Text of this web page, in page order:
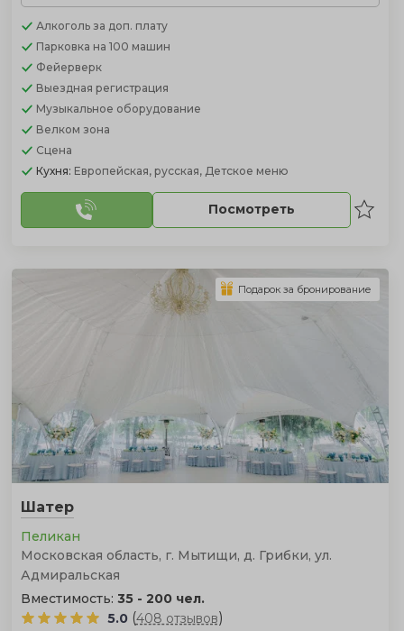
Алкоголь за доп. плату
Парковка на 100 машин
Фейерверк
Выездная регистрация
Музыкальное оборудование
Велком зона
Сцена
Кухня: Европейская, русская, Детское меню
Посмотреть
Шатер
Пеликан
Московская область, г. Мытищи, д. Грибки, ул.
Адмиральская
Вместимость: 35 - 200 чел.
5.0 (408 отзывов)
Подарок за бронирование